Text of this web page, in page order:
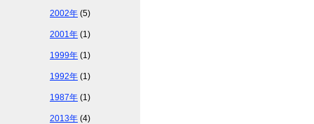
2002年 (5)
2001年 (1)
1999年 (1)
1992年 (1)
1987年 (1)
2013年 (4)